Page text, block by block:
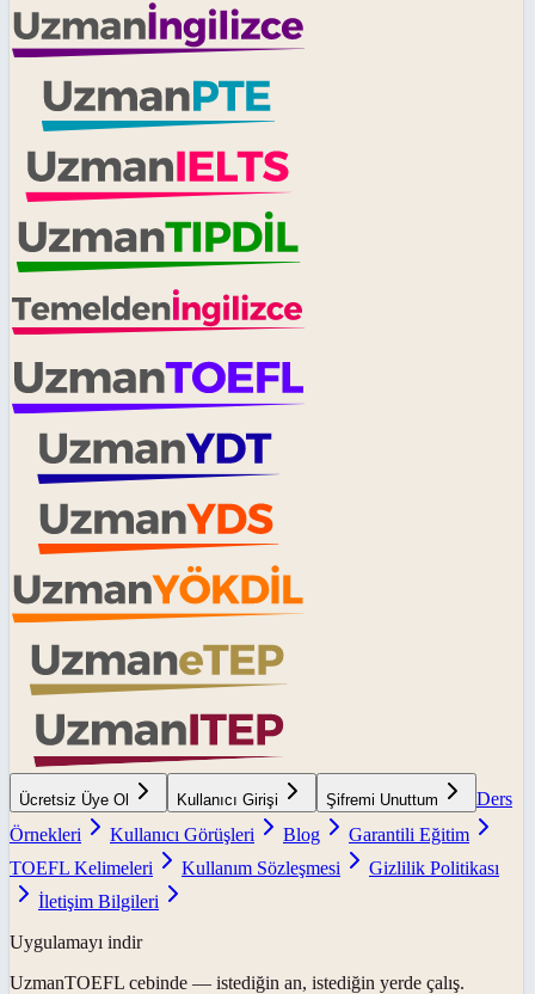
Ücretsiz Üye Ol Kullanıcı Girişi Şifremi Unuttum
Ders
Örnekleri
Kullanıcı Görüşleri Blog
Garantili Eğitim
TOEFL Kelimeleri
Kullanım Sözleşmesi
Gizlilik Politikası
İletişim Bilgileri
Uygulamayı indir
UzmanTOEFL cebinde — istediğin an, istediğin yerde çalış.